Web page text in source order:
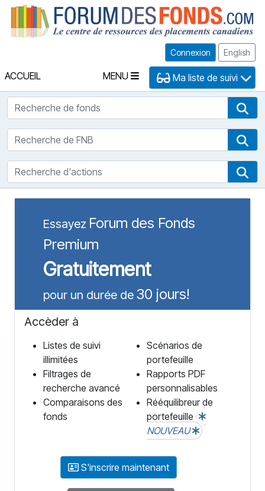
Connexion English
ACCUEIL MENU Ma liste de suivi
Recherche de fonds
Recherche de FNB
Recherche d'actions
Essayez Forum des Fonds
Premium
Gratuitement
pour un durée de 30 jours!
Accèder à
Listes de suivi
illimitées
Filtrages de
recherche avancé
Comparaisons des
fonds
Scénarios de
portefeuille
Rapports PDF
personnalisables
Rééquilibreur de
portefeuille
NOUVEAU
S'inscrire maintenant